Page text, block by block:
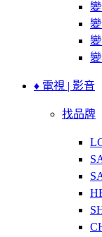
♦ 電視 | 影音
找品牌